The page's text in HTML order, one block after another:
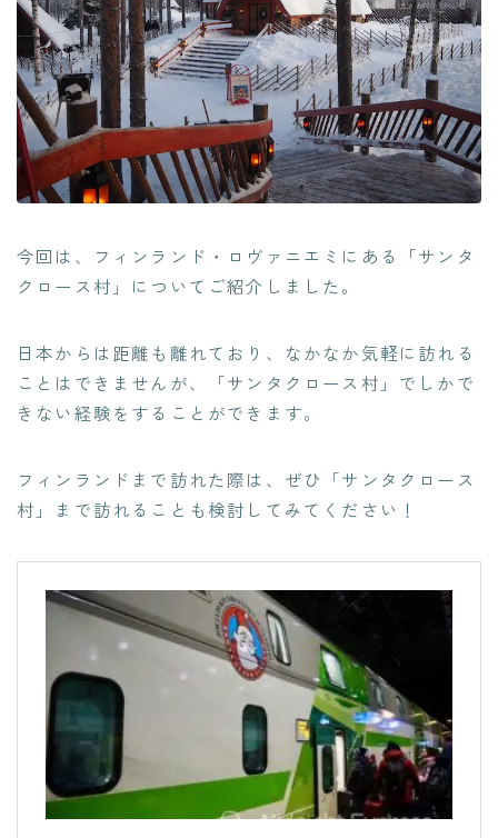
今回は、フィンランド・ロヴァニエミにある「サンタ
クロース村」についてご紹介しました。
日本からは距離も離れており、なかなか気軽に訪れる
ことはできませんが、「サンタクロース村」でしかで
きない経験をすることができます。
フィンランドまで訪れた際は、ぜひ「サンタクロース
村」まで訪れることも検討してみてください！